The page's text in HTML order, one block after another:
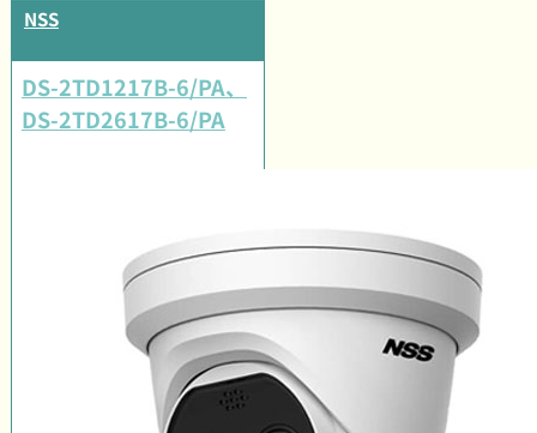
NSS
DS-2TD1217B-6/PA、
DS-2TD2617B-6/PA